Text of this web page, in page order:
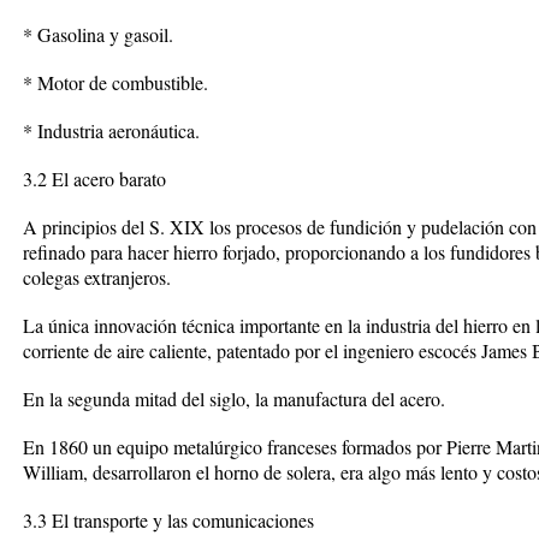
* Gasolina y gasoil.
* Motor de combustible.
* Industria aeronáutica.
3.2 El acero barato
A principios del S. XIX los procesos de fundición y pudelación
refinado para hacer hierro forjado, proporcionando a los
colegas extranjeros.
La única innovación técnica importante en la industria del hierro
corriente de aire caliente, patentado por el ingeniero escocés
En la segunda mitad del siglo, la manufactura del acero.
En 1860 un equipo metalúrgico franceses formados por Pierre
William, desarrollaron el horno de solera, era algo más lento y
3.3 El transporte y las comunicaciones